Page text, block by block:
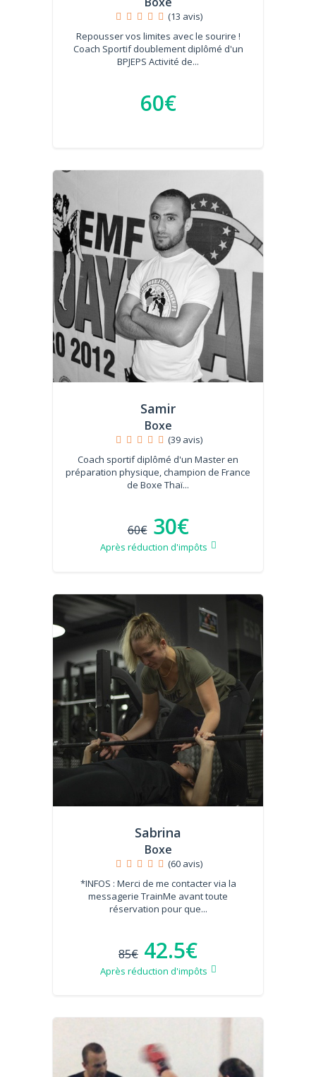
(13 avis)
Repousser vos limites avec le sourire !
Coach Sportif doublement diplômé d'un
BPJEPS Activité de...
60€
Samir
Boxe
(39 avis)
Coach sportif diplômé d'un Master en
préparation physique, champion de France
de Boxe Thaï...
60€ 30€
Après réduction d'impôts
Sabrina
Boxe
(60 avis)
*INFOS : Merci de me contacter via la
messagerie TrainMe avant toute
réservation pour que...
85€ 42.5€
Après réduction d'impôts